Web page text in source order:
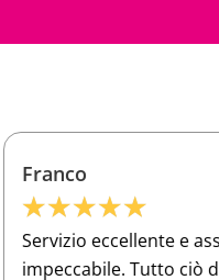
clienti
ho bisogno per